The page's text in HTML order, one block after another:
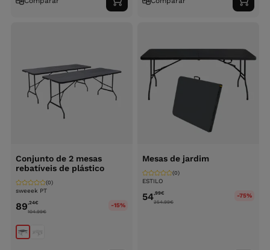
Adicionar
ao
ao
Conjunto de 2 mesas
rebatíveis de plástico
sweeek PT
(0)
89,24€
104.99€
-15%
Mesas de jardim
ESTILO
(0)
54,99€
254.99€
-75%